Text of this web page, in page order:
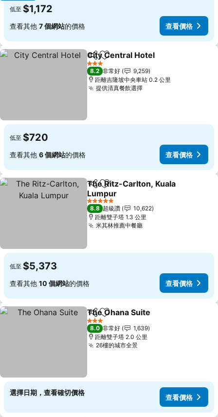
低至 $1,172
查看其他 7 個網站的價格 查看價格
分享 加入我的最愛
City Central Hotel
3 星級
8.2 非常好
9,259
距離吉隆坡中央車站 0.2 公里
提供清真餐飲選擇
低至 $720
查看其他 6 個網站的價格 查看價格
分享 加入我的最愛
The Ritz-Carlton, Kuala
Lumpur
5 星級
8.8 超級讚
10,622
距離雙子塔 1.3 公里
米其林推薦中餐廳
低至 $5,373
查看其他 10 個網站的價格 查看價格
分享 加入我的最愛
The Ohana Suite
3 星級
8.0 非常好
1,639
距離雙子塔 2.0 公里
26樓的城市全景
選擇日期，查看確切價格
查看價格